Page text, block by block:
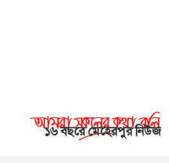
১৬ বছরে মেহেরপুর নিউজ